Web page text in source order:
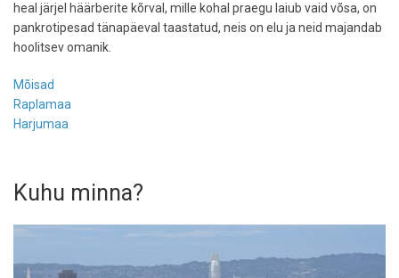
heal järjel häärberite kõrval, mille kohal praegu laiub vaid võsa, on
pankrotipesad tänapäeval taastatud, neis on elu ja neid majandab
hoolitsev omanik.
Mõisad
Raplamaa
Harjumaa
Kuhu minna?